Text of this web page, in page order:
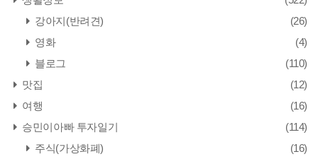
강아지(반려견)
(26)
영화
(4)
블로그
(110)
맛집
(12)
여행
(16)
승민이아빠 투자일기
(114)
주식(가상화폐)
(16)